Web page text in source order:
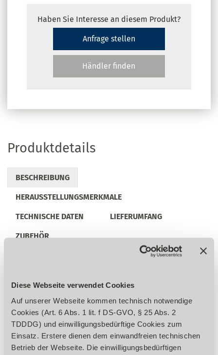
Diese Webseite verwendet Cookies
Auf unserer Webseite kommen technisch notwendige
Cookies (Art. 6 Abs. 1 lit. f DS-GVO, § 25 Abs. 2
TDDDG) und einwilligungsbedürftige Cookies zum
Einsatz. Erstere dienen dem einwandfreien technischen
Betrieb der Webseite. Die einwilligungsbedürftigen
Haben Sie Interesse an diesem Produkt?
Anfrage stellen
Händler finden
Produktdetails
BESCHREIBUNG
HERAUSSTELLUNGSMERKMALE
TECHNISCHE DATEN LIEFERUMFANG
ZUBEHÖR
REGULATORISCHE PRODUKTINFORMATIONEN
Schwere Ausführung mit hohem
Eigengewicht für maximale Laufruhe
Besonders ruhiger und präziser Lauf dank
verwindungssteifem Maschinengehäuse
Präzise einstellbarer Alu-Parallelanschlag